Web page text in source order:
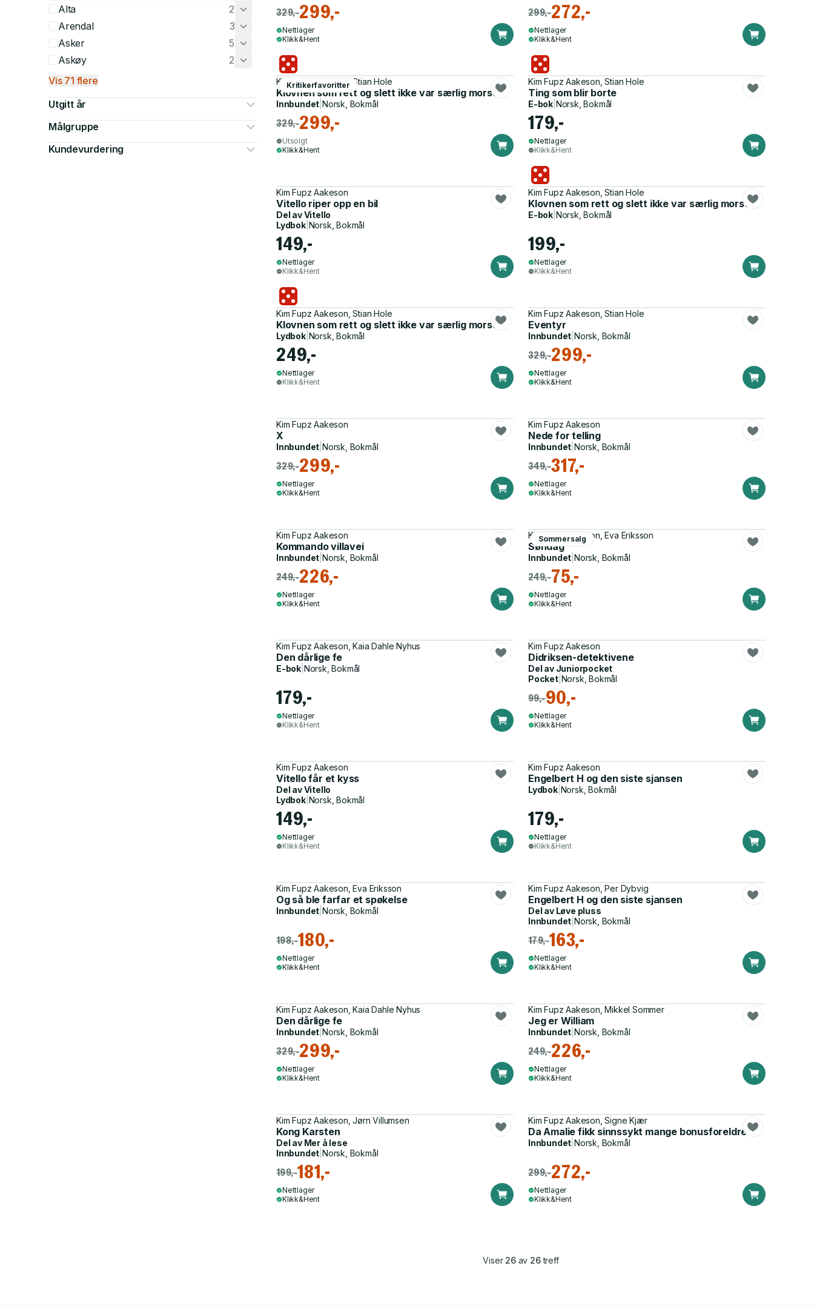
Alta
2
Arendal
3
Asker
5
Askøy
2
Vis 71 flere
Utgitt år
Målgruppe
Kundevurdering
329,-299,-
Nettlager
Klikk&Hent
299,-272,-
Nettlager
Klikk&Hent
Kritikerfavoritter
Kim Fupz Aakeson, Stian Hole
Klovnen som rett og slett ikke var særlig morsom
Innbundet |Norsk, Bokmål
329,-299,-
Utsolgt
Klikk&Hent
Kim Fupz Aakeson, Stian Hole
Ting som blir borte
E-bok Norsk, Bokmål
179,-
Nettlager
Klikk&Hent
Kim Fupz Aakeson
Vitello riper opp en bil
Del avVitello
Lydbok| Norsk, Bokmål
149,-
Nettlager
Klikk&Hent
Kim Fupz Aakeson, Stian Hole
Klovnen som rett og slett ikke var særlig morsom
E-bok Norsk, Bokmål
199,-
Nettlager
Klikk&Hent
Kim Fupz Aakeson, Stian Hole
Klovnen som rett og slett ikke var særlig morsom
Lydbok| Norsk, Bokmål
249,-
Nettlager
Klikk&Hent
Kim Fupz Aakeson, Stian Hole
Eventyr
Innbundet |Norsk, Bokmål
329,-299,-
Nettlager
Klikk&Hent
Kim Fupz Aakeson
X
Innbundet |Norsk, Bokmål
329,-299,-
Nettlager
Klikk&Hent
Kim Fupz Aakeson
Nede for telling
Innbundet |Norsk, Bokmål
349,-317,-
Nettlager
Klikk&Hent
Kim Fupz Aakeson
Kommando villavei
Innbundet |Norsk, Bokmål
249,-226,-
Nettlager
Klikk&Hent
Sommersalg
Kim Fupz Aakeson, Eva Eriksson
Søndag
Innbundet |Norsk, Bokmål
249,-75,-
Nettlager
Klikk&Hent
Kim Fupz Aakeson, Kaia Dahle Nyhus
Den dårlige fe
E-bok Norsk, Bokmål
179,-
Nettlager
Klikk&Hent
Kim Fupz Aakeson
Didriksen-detektivene
Del av Juniorpocket
Pocket| Norsk, Bokmål
99,-90,-
Nettlager
Klikk&Hent
Kim Fupz Aakeson
Vitello får et kyss
Del avVitello
Lydbok| Norsk, Bokmål
149,-
Nettlager
Klikk&Hent
Kim Fupz Aakeson
Engelbert H og den siste sjansen
Lydbok| Norsk, Bokmål
179,-
Nettlager
Klikk&Hent
Kim Fupz Aakeson, Eva Eriksson
Og så ble farfar et spøkelse
Innbundet |Norsk, Bokmål
198,-180,-
Nettlager
Klikk&Hent
Kim Fupz Aakeson, Per Dybvig
Engelbert H og den siste sjansen
Del av Løve pluss
Innbundet |Norsk, Bokmål
179,-163,-
Nettlager
Klikk&Hent
Kim Fupz Aakeson, Kaia Dahle Nyhus
Den dårlige fe
Innbundet |Norsk, Bokmål
329,-299,-
Nettlager
Klikk&Hent
Kim Fupz Aakeson, Mikkel Sommer
Jeg er William
Innbundet |Norsk, Bokmål
249,-226,-
Nettlager
Klikk&Hent
Kim Fupz Aakeson, Jørn Villumsen
Kong Karsten
Del av Mer å lese
Innbundet |Norsk, Bokmål
199,-181,-
Nettlager
Klikk&Hent
Kim Fupz Aakeson, Signe Kjær
Da Amalie fikk sinnssykt mange bonusforeldre
Innbundet |Norsk, Bokmål
299,-272,-
Nettlager
Klikk&Hent
Viser 26av 26treff